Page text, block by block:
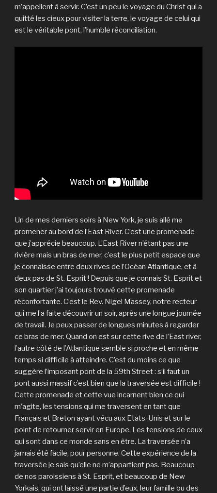
m’appellent à servir. C’est un peu le voyage du Christ qui a
quitté les cieux pour visiter la terre, le voyage de celui qui
est le véritable pont, l’humble réconciliation.
Un de mes derniers soirs à New York, je suis allé me
promener au bord de l’East River. C’est une promenade
que j’apprécie beaucoup. L’East River n’étant pas une
rivière mais un bras de mer, c’est le plus petit espace que
je connaisse entre deux rives de l’Océan Atlantique, et à
deux pas de St. Esprit ! Depuis que je connais St. Esprit et
son quartier j’ai toujours trouvé cette promenade
réconfortante. C’est le Rev. Nigel Massey, notre recteur
qui me l’a faite découvrir un soir, après une longue journée
de travail. Je peux passer de longues minutes à regarder
ce bras de mer. Quand on est sur cette rive de l’East river,
l’autre côté de l’Atlantique semble si proche et en même
temps si difficile à atteindre. C’est du moins ce que
suggère l’imposant pont de la 59th Street : s’il faut un
pont aussi massif c’est bien que la traversée est difficile !
Cette promenade et cette vue incarnent bien ce qui
m’agite, les tensions qui me traversent en tant que
Français et Breton ayant vécu aux Etats-Unis et sur le
point de retourner servir en Europe. Les tensions de ceux
qui sont dans ce monde sans en être. La traversée n’a
jamais été facile, pour personne. Cette expérience de la
traversée je sais qu’elle ne m’appartient pas. Beaucoup
de nos paroissiens à St. Esprit, et beaucoup de New
Yorkais, qui ont laissé une partie d’eux, leur famille ou des